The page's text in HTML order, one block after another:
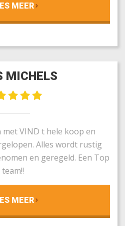
MEER
MICHELS
met VIND t hele koop en
Alles wordt rustig
en geregeld. Een Top
team!!
MEER